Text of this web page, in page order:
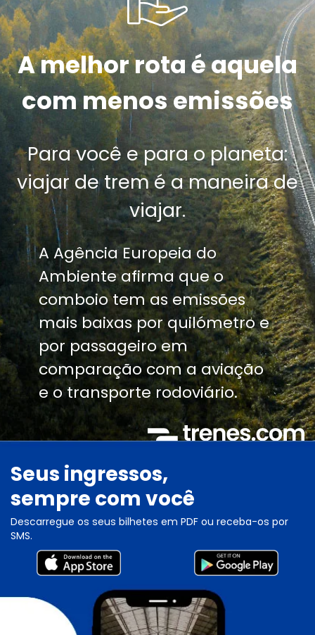
A melhor rota é aquela
com menos emissões
Para você e para o planeta:
viajar de trem é a maneira de
viajar.
A Agência Europeia do
Ambiente afirma que o
comboio tem as emissões
mais baixas por quilómetro e
por passageiro em
comparação com a aviação
e o transporte rodoviário.
Seus ingressos,
sempre com você
Descarregue os seus bilhetes em PDF ou receba-os por
SMS.